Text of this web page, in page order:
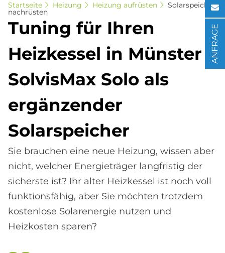
Startseite Heizung Heizung aufrüsten Solarspeicher
nachrüsten
Tu­n­ing für Ih­ren
Heiz­kes­sel in Mün­ster -
Sol­vis­Max Solo als
er­gän­zen­der
So­lar­spei­cher
Sie brauchen eine neue Heizung, wissen aber
nicht, welcher Energieträger langfristig der
sicherste ist? Ihr alter Heizkessel ist noch voll
funktionsfähig, aber Sie möchten trotzdem
kostenlose Solarenergie nutzen und
Heizkosten sparen?
ANFRAGE